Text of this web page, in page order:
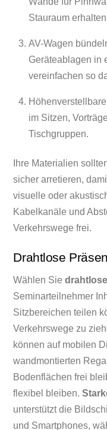
Stauraum
AV-Wagen
Geräteablagen in
vereinfachen so
im Sitzen,
Tischgruppen.
Ihre Materialien
sicher arretieren,
visuelle oder
Kabelkanäle und
Verkehrswege frei.
Drahtlose
Wählen Sie
Seminarteilnehmer
Sitzbereichen teilen
Verkehrswege zu
können auf mobilen
wandmontierten
Bodenflächen frei
flexibel bleiben.
unterstützt die
und Smartphones,